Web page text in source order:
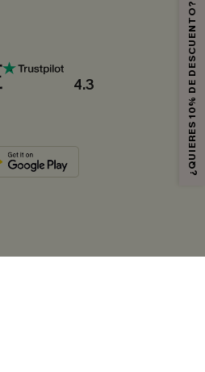
4.3 ¿QUIERES 10% DE DESCUENTO?